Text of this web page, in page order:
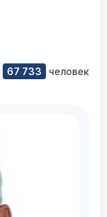
67 733
человек